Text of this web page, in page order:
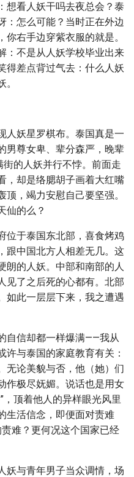
想看人妖干吗去夜总会？泰
：怎么可能？当时正在外边
右手边穿紫衣服的就是。
：不是从人妖学校毕业出来
得差点背过气去：什么人妖
人妖星罗棋布。泰国真是一
男尊女卑、辈分森严，晚辈
街的人妖并行不悖。前面走
，却是络腮胡子画着大红嘴
，竭力安慰自己要坚强。
仙的么？
位于泰国东北部，喜食烤鸡
跟中国北方人相差无几。这
朗的人妖。中部和南部的人
见了之后死的心都有。北部
如此一层层下来，我之遭遇
自信却都一样爆满——我从
与泰国的家庭教育有关：
无论美貌与否，他（她）们
作极尽妩媚。说话也是用女
，顶着他人的异样眼光风里
生活信念，即便面对责难
难？更何况这个国家已经
妖与青年男子当众调情，场